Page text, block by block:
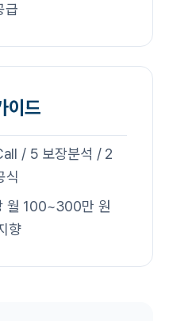
급
이드
/ 5 보장분석 / 2
식
월 100~300만 원
향